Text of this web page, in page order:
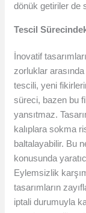
dönük getiriler de
Tescil
İnovatif
zorluklar
tescili, yeni
süreci, bazen bu
yansıtmaz.
kalıplara sokma
baltalayabilir. Bu
konusunda
Eylemsizlik
tasarımların
iptali durumuyla